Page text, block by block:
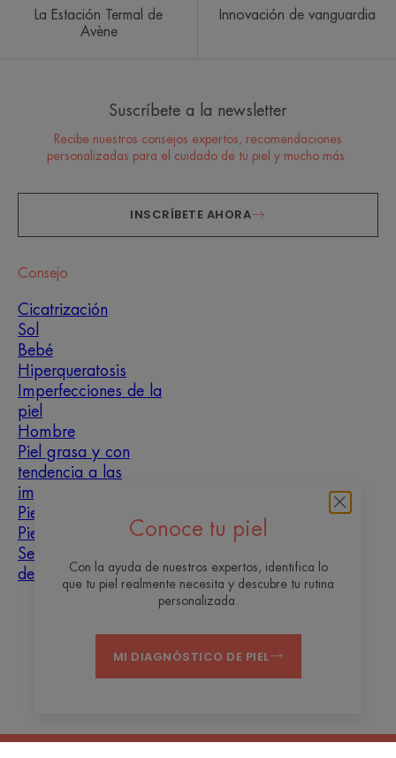
Conoce tu piel
Con la ayuda de nuestros expertos, identifica lo
que tu piel realmente necesita y descubre tu rutina
personalizada.
MI DIAGNÓSTICO DE PIEL
La Estación Termal de
Avène
Innovación de vanguardia
Suscríbete a la newsletter
Recibe nuestros consejos expertos, recomendaciones
personalizadas para el cuidado de tu piel y mucho más.
INSCRÍBETE AHORA
Consejo
Cicatrización
Sol
Bebé
Hiperqueratosis
Imperfecciones de la
piel
Hombre
Piel grasa y con
tendencia a las
imperfecciones
Piel mixta
Piel seca
Sequedad y
deshidratación
ContactoPreguntas frecuentes